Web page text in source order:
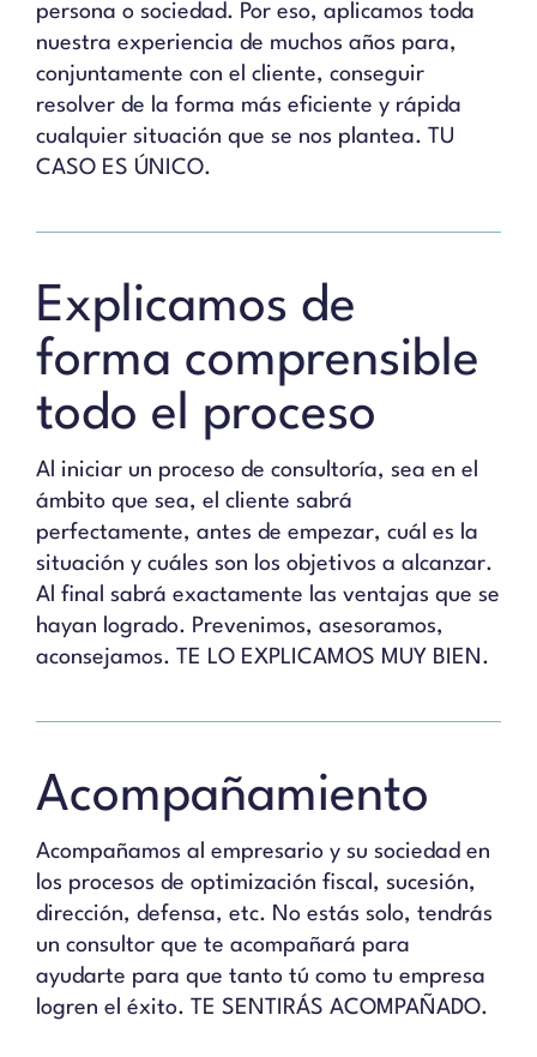
persona o sociedad. Por eso, aplicamos toda
nuestra experiencia de muchos años para,
conjuntamente con el cliente, conseguir
resolver de la forma más eficiente y rápida
cualquier situación que se nos plantea. TU
CASO ES ÚNICO.
Explicamos de
forma comprensible
todo el proceso
Al iniciar un proceso de consultoría, sea en el
ámbito que sea, el cliente sabrá
perfectamente, antes de empezar, cuál es la
situación y cuáles son los objetivos a alcanzar.
Al final sabrá exactamente las ventajas que se
hayan logrado. Prevenimos, asesoramos,
aconsejamos. TE LO EXPLICAMOS MUY BIEN.
Acompañamiento
Acompañamos al empresario y su sociedad en
los procesos de optimización fiscal, sucesión,
dirección, defensa, etc. No estás solo, tendrás
un consultor que te acompañará para
ayudarte para que tanto tú como tu empresa
logren el éxito. TE SENTIRÁS ACOMPAÑADO.